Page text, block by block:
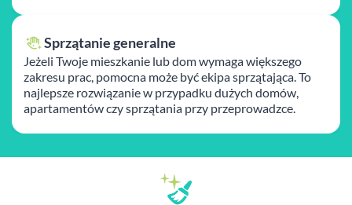
Sprzątanie generalne
Jeżeli Twoje mieszkanie lub dom wymaga większego
zakresu prac, pomocna może być ekipa sprzątająca. To
najlepsze rozwiązanie w przypadku dużych domów,
apartamentów czy sprzątania przy przeprowadzce.